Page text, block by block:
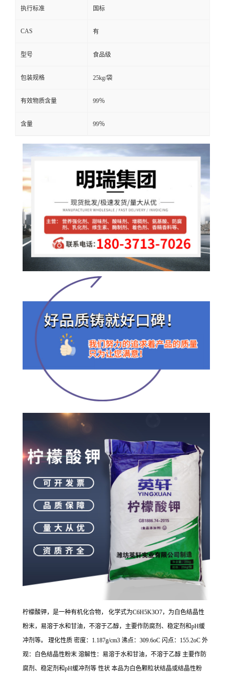
执行标准 国标
CAS 有
型号 食品级
包装规格 25kg/袋
有效物质含量 99％
含量 99％
柠檬酸钾，是一种有机化合物， 化学式为C6H5K3O7，为白色结晶性
粉末，易溶于水和甘油，不溶于乙醇，主要作防腐剂、稳定剂和pH缓
冲剂等。 理化性质 密度：1.187g/cm3 沸点：309.6oC 闪点：155.2oC 外
观：白色结晶性粉末 溶解性：易溶于水和甘油，不溶于乙醇 主要作防
腐剂、稳定剂和pH缓冲剂等 性状 本品为白色颗粒状结晶或结晶性粉